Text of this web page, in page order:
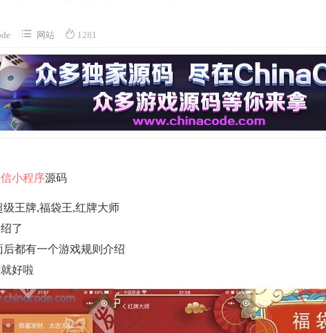
 网站  1281
小程序源码
王牌,福袋王,红牌大师
了
都有一个游戏规则介绍
好啦